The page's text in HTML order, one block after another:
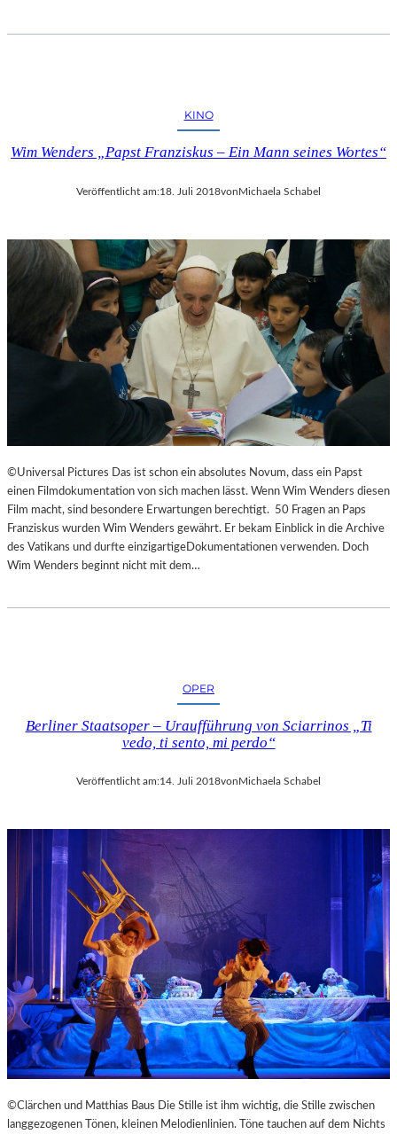
KINO
Wim Wenders „Papst Franziskus – Ein Mann seines Wortes“
Veröffentlicht am:18. Juli 2018vonMichaela Schabel
©Universal Pictures Das ist schon ein absolutes Novum, dass ein Papst
einen Filmdokumentation von sich machen lässt. Wenn Wim Wenders diesen
Film macht, sind besondere Erwartungen berechtigt. 50 Fragen an Paps
Franziskus wurden Wim Wenders gewährt. Er bekam Einblick in die Archive
des Vatikans und durfte einzigartigeDokumentationen verwenden. Doch
Wim Wenders beginnt nicht mit dem…
OPER
Berliner Staatsoper – Uraufführung von Sciarrinos „Ti
vedo, ti sento, mi perdo“
Veröffentlicht am:14. Juli 2018von Michaela Schabel
©Clärchen und Matthias Baus Die Stille ist ihm wichtig, die Stille zwischen
langgezogenen Tönen, kleinen Melodienlinien. Töne tauchen auf dem Nichts